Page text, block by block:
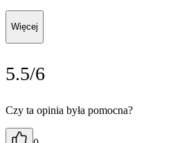
Więcej
5.5/6
Czy ta opinia była pomocna?